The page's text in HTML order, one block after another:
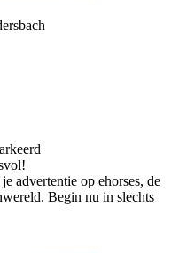
advertentie op ehorses, de
Begin nu in slechts